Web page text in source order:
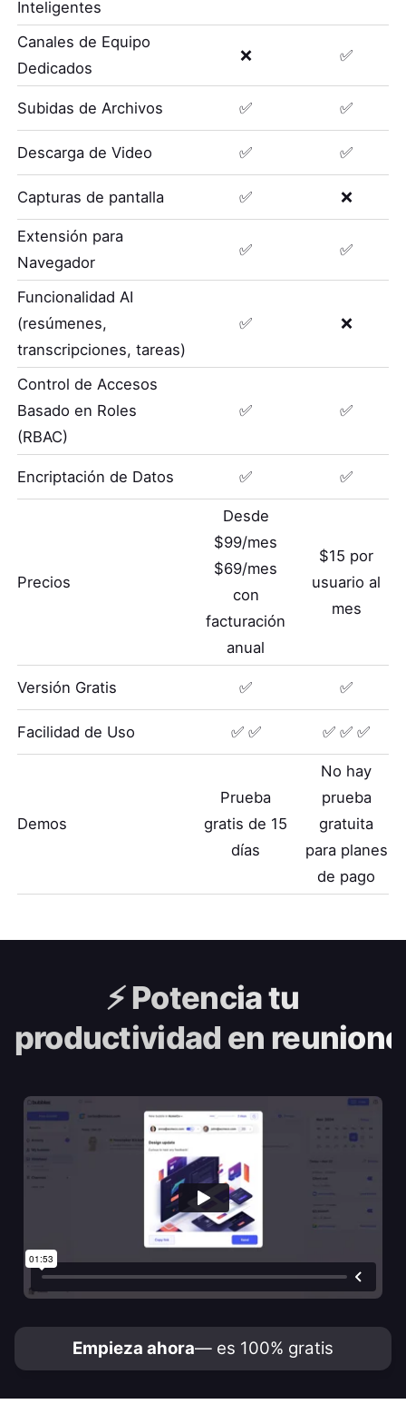
Inteligentes
Canales de Equipo
Dedicados
❌ ✅
Subidas de Archivos ✅ ✅
Descarga de Video ✅ ✅
Capturas de pantalla ✅ ❌
Extensión para
Navegador
✅ ✅
Funcionalidad AI
(resúmenes,
transcripciones, tareas)
✅ ❌
Control de Accesos
Basado en Roles
(RBAC)
✅ ✅
Encriptación de Datos ✅ ✅
Precios
Desde
$99/mes
$69/mes
con
facturación
anual
$15 por
usuario al
mes
Versión Gratis ✅ ✅
Facilidad de Uso ✅ ✅ ✅ ✅ ✅
Demos
Prueba
gratis de 15
días
No hay
prueba
gratuita
para planes
de pago
⚡️Potencia tu
productividad en
Empieza ahora— es 100% gratis